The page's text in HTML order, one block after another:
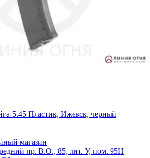
5.45 Пластик, Ижевск, черный
магазин
пр. В.О., 85, лит. У, пом. 95Н